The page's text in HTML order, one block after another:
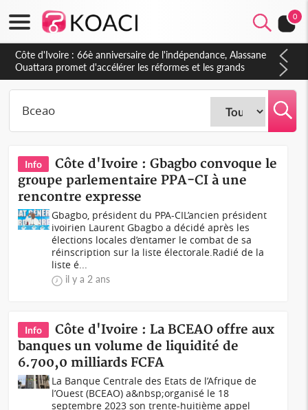
0
Côte d'Ivoire : À Abidjan, Amadou Oury Bah admire le modèle
ivoirien et veut s'en inspirer pour accélérer le développement
de la Guinée
Info
Côte d'Ivoire : Gbagbo convoque le
groupe parlementaire PPA-CI à une
rencontre expresse
Gbagbo, président du PPA-CIL’ancien président
ivoirien Laurent Gbagbo a décidé après les
élections locales d’entamer le combat de sa
réinscription sur la liste électorale.Radié de la
liste é...
il y a 2 ans
Info
Côte d'Ivoire : La BCEAO offre aux
banques un volume de liquidité de
6.700,0 milliards FCFA
La Banque Centrale des Etats de l’Afrique de
l’Ouest (BCEAO) a&nbsp;organisé le 18
septembre 2023 son trente-huitième appel